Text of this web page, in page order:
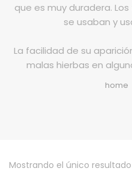
Tu cuenta
Aviso Legal
Condiciones de compra
Envíos y Devoluciones
que es muy duradera.
se usaban y
La facilidad de su
malas hierbas en
home
Mostrando el único resultado